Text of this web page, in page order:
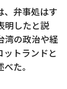
、弁事処はす
明したと説
湾の政治や経
トランドと
た。